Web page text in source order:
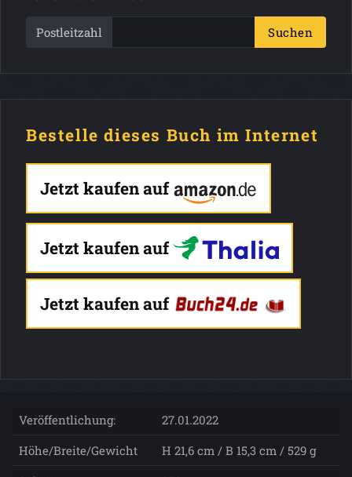
Postleitzahl Suchen
Bestelle dieses Buch im Internet
Jetzt kaufen auf
Jetzt kaufen auf
Jetzt kaufen auf
Veröffentlichung:
27.01.2022
Höhe/Breite/Gewicht
H 21,6 cm / B 15,3 cm / 529 g